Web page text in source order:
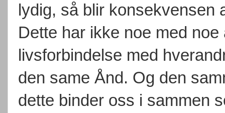
lydig, så blir konsekvensen
Dette har ikke noe med
livsforbindelse med
den same Ånd. Og den
dette binder oss i sammen